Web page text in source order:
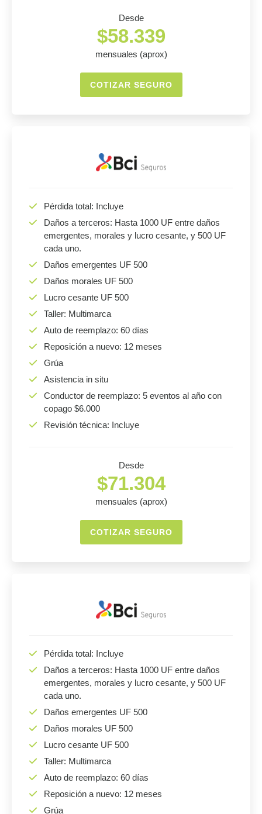
Desde
$58.339
mensuales (aprox)
COTIZAR SEGURO
Pérdida total: Incluye
Daños a terceros: Hasta 1000 UF entre daños
emergentes, morales y lucro cesante, y 500 UF
cada uno.
Daños emergentes UF 500
Daños morales UF 500
Lucro cesante UF 500
Taller: Multimarca
Auto de reemplazo: 60 días
Reposición a nuevo: 12 meses
Grúa
Asistencia in situ
Conductor de reemplazo: 5 eventos al año con
copago $6.000
Revisión técnica: Incluye
Desde
$71.304
mensuales (aprox)
COTIZAR SEGURO
Pérdida total: Incluye
Daños a terceros: Hasta 1000 UF entre daños
emergentes, morales y lucro cesante, y 500 UF
cada uno.
Daños emergentes UF 500
Daños morales UF 500
Lucro cesante UF 500
Taller: Multimarca
Auto de reemplazo: 60 días
Reposición a nuevo: 12 meses
Grúa